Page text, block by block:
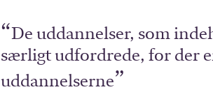
De uddannelser, som
særligt udfordrede, for der
uddannelserne